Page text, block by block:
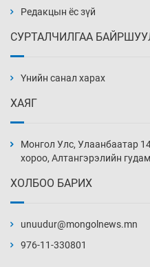
Өчигдөр 14
нэмэгджээ
Өчигдөр 13
Өчигдөр 13
Редакцын ёс зүй
СУРТАЛЧИЛГАА
Үнийн санал харах
ХАЯГ
Монгол Улс, Улаанбаатар
хороо, Алтангэрэлийн
ХОЛБОО БАРИХ
unuudur@mongolnews.mn
976-11-330801